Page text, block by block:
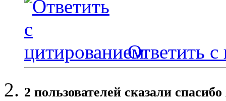
Ответить с
2 пользователей сказали